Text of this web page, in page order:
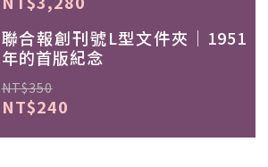
聯合報創刊號L型文件夾｜1951
年的首版紀念
NT$350
NT$240